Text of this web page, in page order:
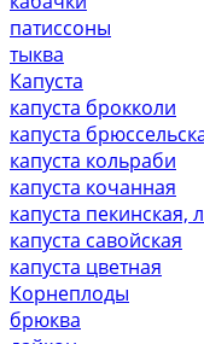
патиссоны
тыква
Капуста
капуста брокколи
капуста
капуста кольраби
капуста кочанная
капуста пекинская,
капуста савойская
капуста цветная
Корнеплоды
брюква